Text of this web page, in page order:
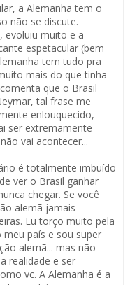
a Alemanha tem o
não se discute.
evoluiu muito e a
espetacular (bem
tem tudo pra
mais do que tinha
que o Brasil
tal frase me
enlouquecido,
ser extremamente
vai acontecer...
é totalmente imbuído
ver o Brasil ganhar
chegar. Se você
alemã jamais
Eu torço muito pela
país e sou super
alemã... mas não
realidade e ser
vc. A Alemanha é a